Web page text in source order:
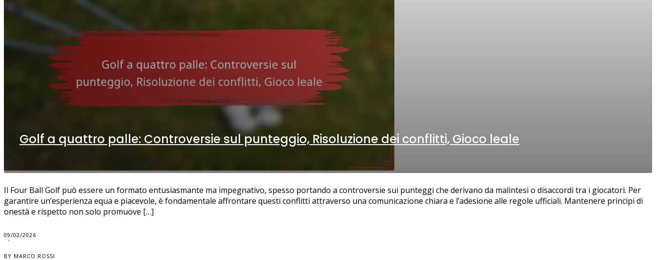
Golf a quattro palle: Controversie sul punteggio, Risoluzione dei conflitti, Gioco leale
Il Four Ball Golf può essere un formato entusiasmante ma impegnativo, spesso portando a controversie sui punteggi che derivano da malintesi o disaccordi tra i giocatori. Per
garantire un’esperienza equa e piacevole, è fondamentale affrontare questi conflitti attraverso una comunicazione chiara e l’adesione alle regole ufficiali. Mantenere principi di
onestà e rispetto non solo promuove […]
09/02/2026
BY MARCO ROSSI